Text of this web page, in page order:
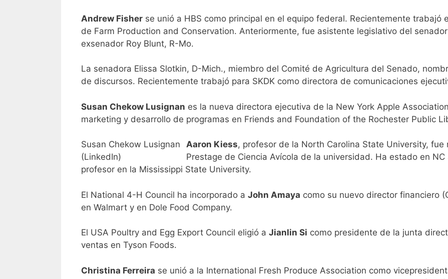
Andrew Fisher se unió a HBS como principal en el equipo federal. Recientemente trabajó
de Farm Production and Conservation. Anteriormente, fue asistente legislativo del
exsenador Roy Blunt, R-Mo.
La senadora Elissa Slotkin, D-Mich., miembro del Comité de Agricultura del Senado,
de discursos. Recientemente trabajó para SKDK como directora de comunicaciones
Susan Chekow Lusignan es la nueva directora ejecutiva de la New York Apple
marketing y desarrollo de programas en Friends and Foundation of the Rochester Public
Susan Chekow Lusignan
(LinkedIn)
Aaron Kiess, profesor de la North Carolina State University,
Prestage de Ciencia Avícola de la universidad. Ha estado en
profesor en la Mississippi State University.
El National 4-H Council ha incorporado a John Amaya como su nuevo director financiero
en Walmart y en Dole Food Company.
El USA Poultry and Egg Export Council eligió a Jianlin Si como presidente de la junta
ventas en Tyson Foods.
Christina Ferreira se unió a la International Fresh Produce Association como